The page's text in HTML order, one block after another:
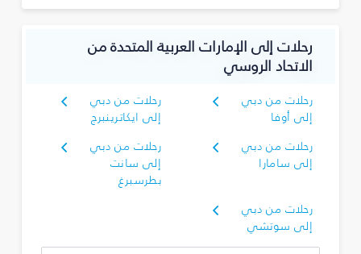
رحلات إلى الإمارات العربية المتحدة من
الاتحاد الروسي
رحلات من دبي
إلى أوفا
رحلات من دبي
إلى ايكاترينبرج
رحلات من دبي
إلى سامارا
رحلات من دبي
إلى سانت
بطرسبرغ
رحلات من دبي
إلى سوتشي